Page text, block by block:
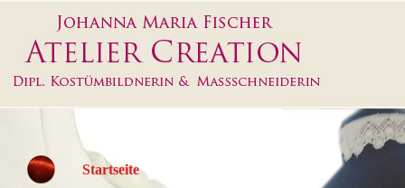
Startseite